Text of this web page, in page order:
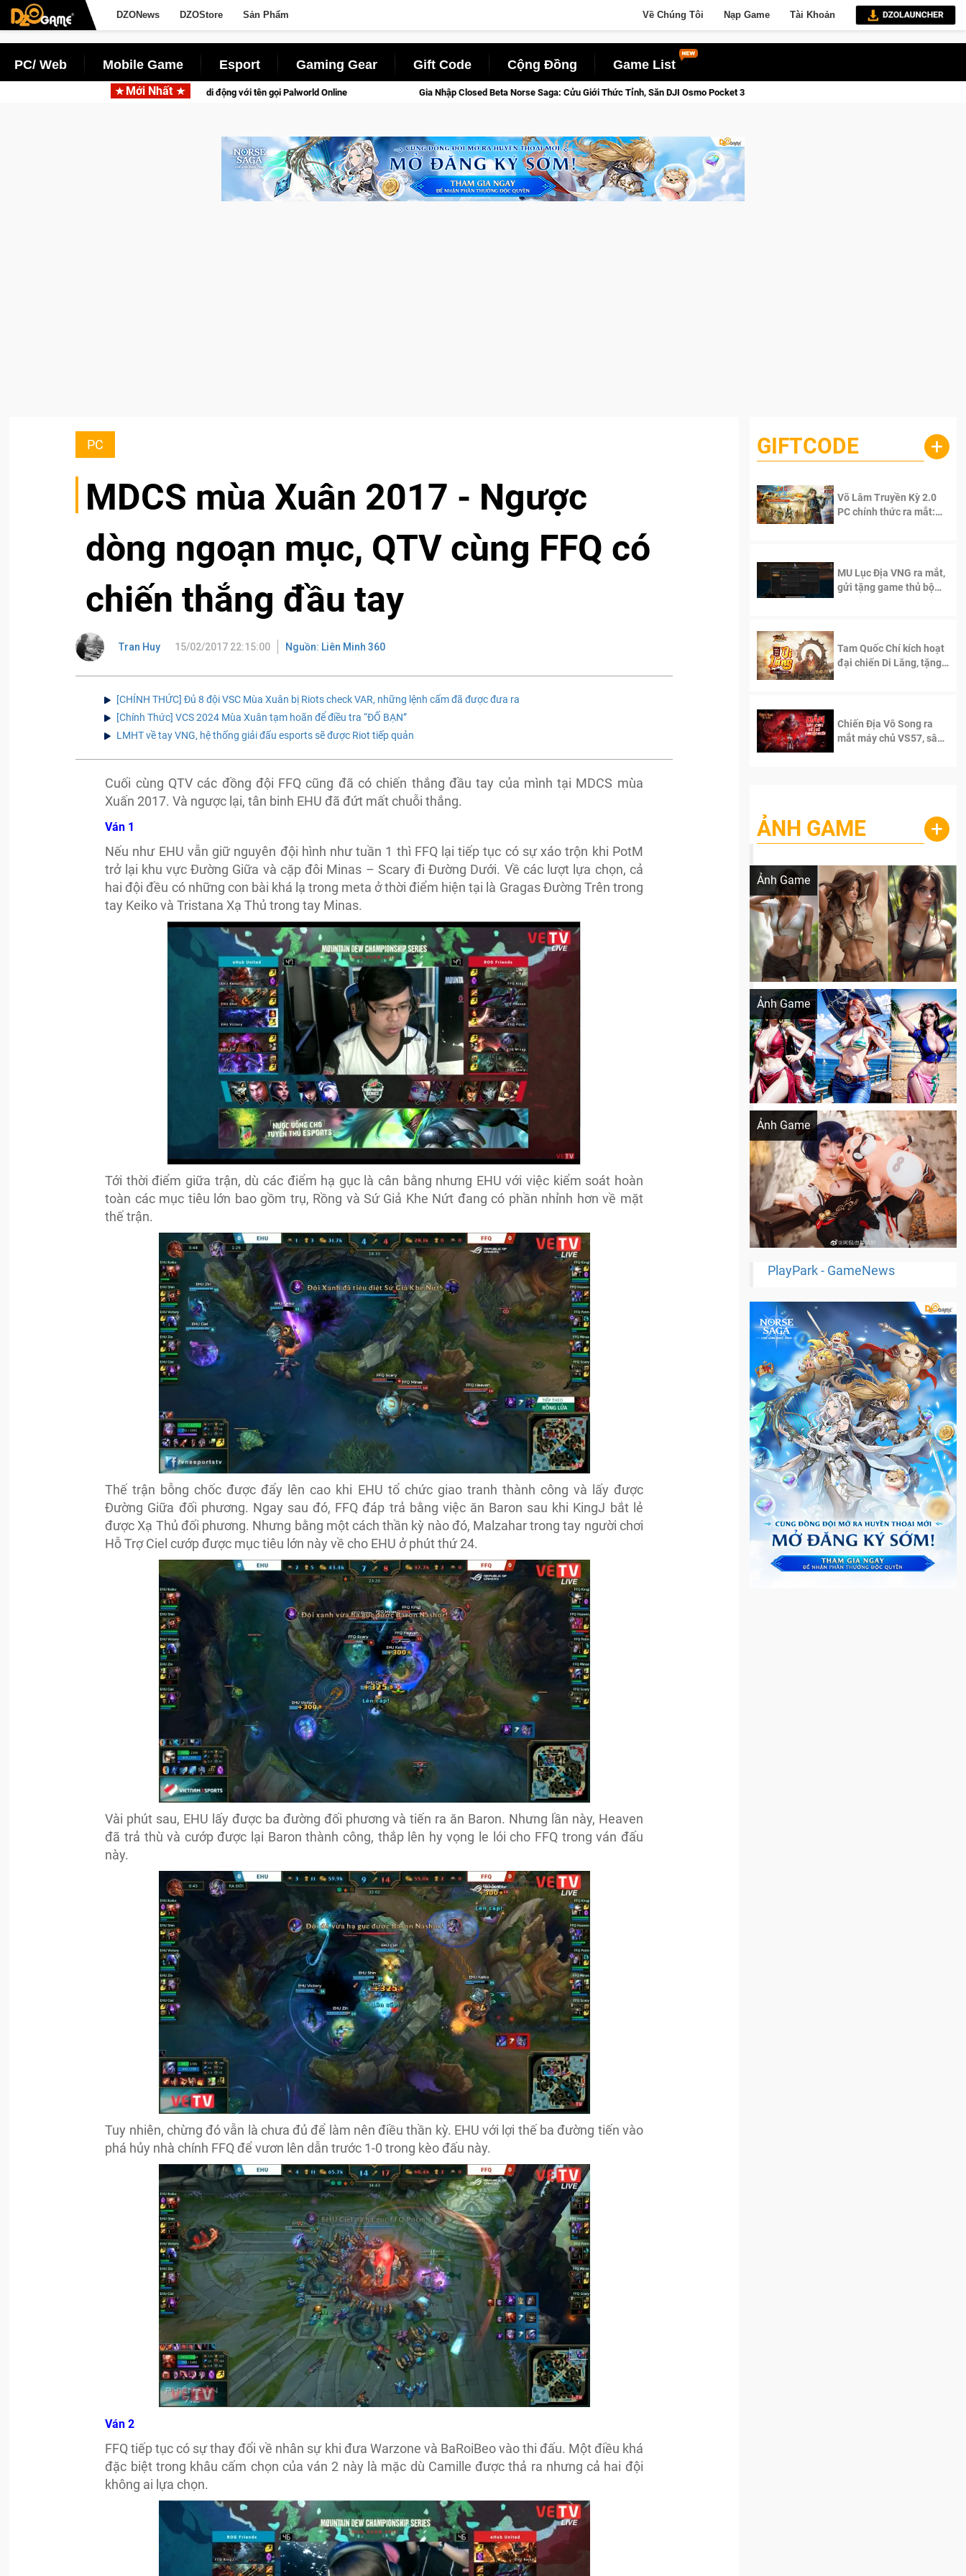
DZONews DZOStore Sản Phẩm Về Chúng Tôi Nạp Game Tài Khoản
PC/ Web Mobile Game Esport Gaming Gear Gift Code Cộng Đồng Game List
Mới Nhất
tồn lên di động với tên gọi Palworld Online Gia Nhập Closed Beta Norse Saga: Cửu Giới Thức Tỉnh, Săn DJI Osmo Pocket 3 Ngay Hôm Nay Lineage W – Quyền lực và tài phú sẽ về tay kẻ đoạt được
PC
MDCS mùa Xuân 2017 - Ngược
dòng ngoạn mục, QTV cùng FFQ có
chiến thắng đầu tay
Tran Huy 15/02/2017 22:15:00 Nguồn: Liên Minh 360
[CHÍNH THỨC] Đủ 8 đội VSC Mùa Xuân bị Riots check VAR, những lệnh cấm đã được đưa ra
[Chính Thức] VCS 2024 Mùa Xuân tạm hoãn để điều tra “ĐỐ BẠN”
LMHT về tay VNG, hệ thống giải đấu esports sẽ được Riot tiếp quản
Cuối cùng QTV các đồng đội FFQ cũng đã có chiến thắng đầu tay của mình tại MDCS mùa
Xuấn 2017. Và ngược lại, tân binh EHU đã đứt mất chuỗi thắng.
Ván 1
Nếu như EHU vẫn giữ nguyên đội hình như tuần 1 thì FFQ lại tiếp tục có sự xáo trộn khi PotM
trở lại khu vực Đường Giữa và cặp đôi Minas – Scary đi Đường Dưới. Về các lượt lựa chọn, cả
hai đội đều có những con bài khá lạ trong meta ở thời điểm hiện tại là Gragas Đường Trên trong
tay Keiko và Tristana Xạ Thủ trong tay Minas.
Tới thời điểm giữa trận, dù các điểm hạ gục là cân bằng nhưng EHU với việc kiểm soát hoàn
toàn các mục tiêu lớn bao gồm trụ, Rồng và Sứ Giả Khe Nứt đang có phần nhỉnh hơn về mặt
thế trận.
Thế trận bỗng chốc được đẩy lên cao khi EHU tổ chức giao tranh thành công và lấy được
Đường Giữa đối phương. Ngay sau đó, FFQ đáp trả bằng việc ăn Baron sau khi KingJ bắt lẻ
được Xạ Thủ đối phương. Nhưng bằng một cách thần kỳ nào đó, Malzahar trong tay người chơi
Hỗ Trợ Ciel cướp được mục tiêu lớn này về cho EHU ở phút thứ 24.
Vài phút sau, EHU lấy được ba đường đối phương và tiến ra ăn Baron. Nhưng lần này, Heaven
đã trả thù và cướp được lại Baron thành công, thắp lên hy vọng le lói cho FFQ trong ván đấu
này.
Tuy nhiên, chừng đó vẫn là chưa đủ để làm nên điều thần kỳ. EHU với lợi thế ba đường tiến vào
phá hủy nhà chính FFQ để vươn lên dẫn trước 1-0 trong kèo đấu này.
Ván 2
FFQ tiếp tục có sự thay đổi về nhân sự khi đưa Warzone và BaRoiBeo vào thi đấu. Một điều khá
đặc biệt trong khâu cấm chọn của ván 2 này là mặc dù Camille được thả ra nhưng cả hai đội
không ai lựa chọn.
GIFTCODE +
Võ Lâm Truyền Kỳ 2.0
PC chính thức ra mắt:
MU Lục Địa VNG ra mắt,
gửi tặng game thủ bộ
Tam Quốc Chí kích hoạt
đại chiến Di Lăng, tặng
Chiến Địa Vô Song ra
mắt máy chủ VS57, sân
ẢNH GAME +
Ảnh Game
Lala Croft vừa nóng vừa xinh dưới nét vẽ
Ảnh Game
Khi AI Cosplay gái đẹp One Piece
Ảnh Game
Cosplay Xiangling siêu cute
PlayPark - GameNews